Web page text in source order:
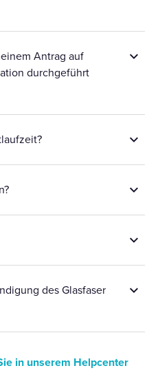
Antrag auf
durchgeführt
des Glasfaser
in unserem Helpcenter